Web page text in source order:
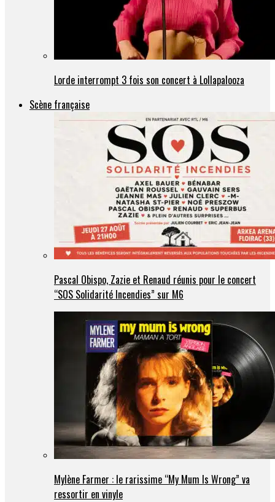
Lorde interrompt 3 fois son concert à Lollapalooza
Scène française
Pascal Obispo, Zazie et Renaud réunis pour le concert
“SOS Solidarité Incendies” sur M6
Mylène Farmer : le rarissime “My Mum Is Wrong” va
ressortir en vinyle